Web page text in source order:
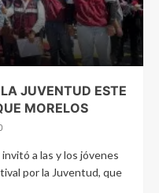
JUVENTUD ESTE
MORELOS
a las y los jóvenes
por la Juventud, que